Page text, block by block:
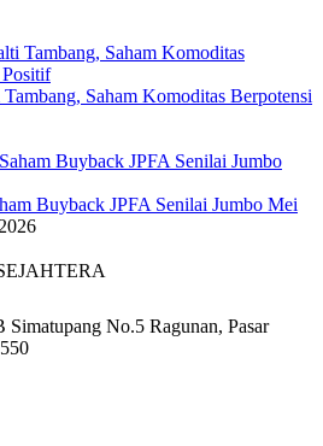
Saham Komoditas Berpotensi
Buyback JPFA Senilai Jumbo Mei
No.5 Ragunan, Pasar